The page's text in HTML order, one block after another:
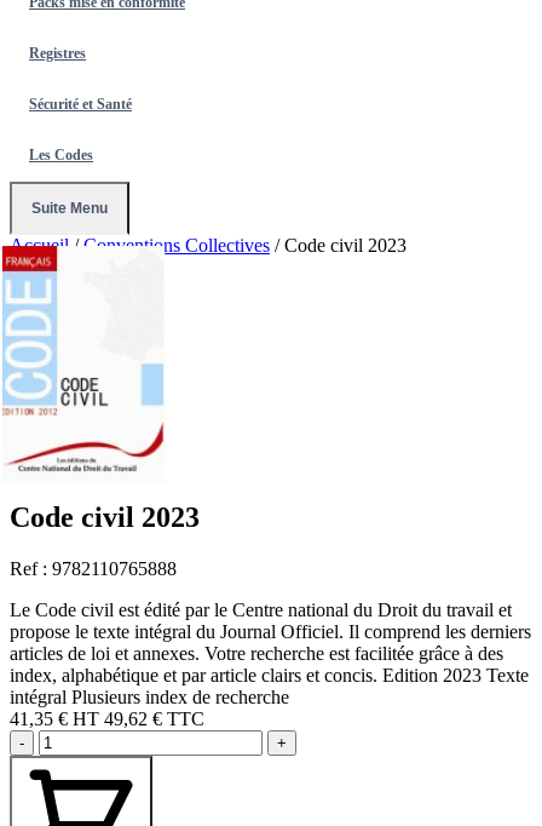
Registres
Sécurité et Santé
Les Codes
Suite Menu
Accueil / Conventions Collectives / Code civil 2023
Code civil 2023
Ref : 9782110765888
Le Code civil est édité par le Centre national du Droit du travail et
propose le texte intégral du Journal Officiel. Il comprend les derniers
articles de loi et annexes. Votre recherche est facilitée grâce à des
index, alphabétique et par article clairs et concis. Edition 2023 Texte
intégral Plusieurs index de recherche
41,35 € HT 49,62 € TTC
- +